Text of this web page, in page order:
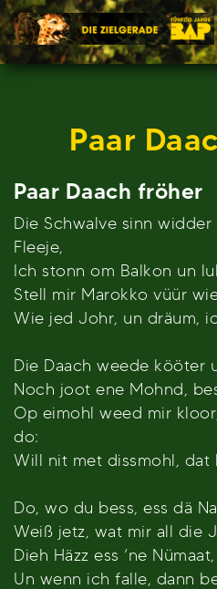
Skip
to
content
Paar
Paar Daach fröher
Die Schwalve sinn
Fleeje,
Ich stonn om Balkon un
Stell mir Marokko vüür
Wie jed Johr, un dräum,
Die Daach weede kööter
Noch joot ene Mohnd,
Op eimohl weed mir
do:
Will nit met dissmohl, dat
Do, wo du bess, ess dä
Weiß jetz, wat mir all die
Dieh Häzz ess ’ne
Un wenn ich falle, dann